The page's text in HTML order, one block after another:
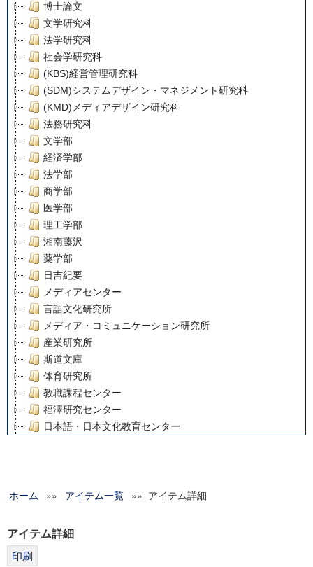
博士論文
文学研究科
法学研究科
社会学研究科
(KBS)経営管理研究科
(SDM)システムデザイン・マネジメント研究科
(KMD)メディアデザイン研究科
法務研究科
文学部
経済学部
法学部
商学部
医学部
理工学部
湘南藤沢
薬学部
日吉紀要
メディアセンター
言語文化研究所
メディア・コミュニケーション研究所
産業研究所
斯道文庫
体育研究所
教職課程センター
福澤研究センター
日本語・日本文化教育センター
グローバルリサーチインスティテュート
科学研究費補助金研究成果報告書
ホーム »» アイテム一覧 »» アイテム詳細
アイテム詳細